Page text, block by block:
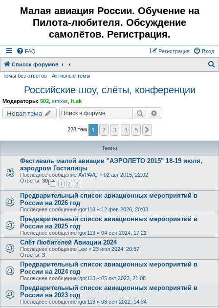
Малая авиация России. Обучение на
Пилота-любителя. Обсуждение
самолётов. Регистрация.
FAQ Вход
Регистрация
Список форумов
Темы без ответов Активные темы
Российские шоу, слёты, конференции
Модераторы: 502 smixer lt.ak
Новая тема Поиск
228 тем 1 2 3 4 5
Темы
Фестиваль малой авиации "АЭРОЛЕТО 2015" 18-19 июля,
аэродром Гостилицы
Последнее сообщение AVPAVC « 02 авг 2015, 22:02
Ответы: 30
1 2 3
Предварительный список авиационных мероприятий в
России на 2026 год
Последнее сообщение igor113 « 12 фев 2026, 20:03
Предварительный список авиационных мероприятий в
России на 2025 год
Последнее сообщение igor113 « 04 сен 2024, 17:22
Слёт Любителей Авиации 2024
Последнее сообщение Lee « 23 июл 2024, 20:57
Ответы: 3
Предварительный список авиационных мероприятий в
России на 2024 год
Последнее сообщение igor113 « 05 окт 2023, 21:08
Предварительный список авиационных мероприятий в
России на 2023 год
Последнее сообщение igor113 « 08 сен 2022, 14:34